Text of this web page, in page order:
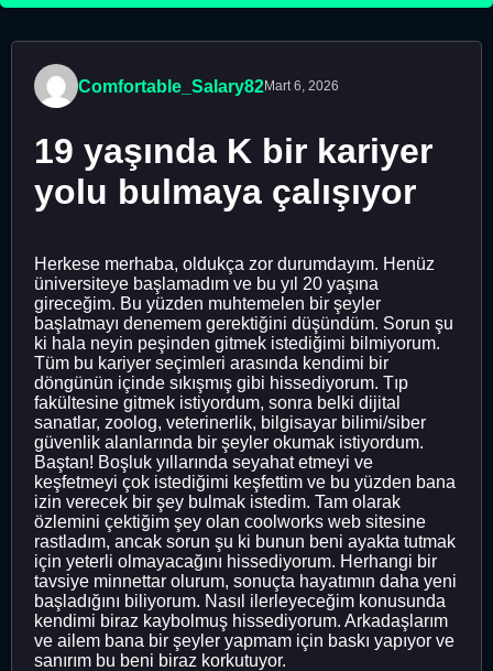
Comfortable_Salary82Mart 6, 2026
19 yaşında K bir kariyer
yolu bulmaya çalışıyor
Herkese merhaba, oldukça zor durumdayım. Henüz
üniversiteye başlamadım ve bu yıl 20 yaşına
gireceğim. Bu yüzden muhtemelen bir şeyler
başlatmayı denemem gerektiğini düşündüm. Sorun şu
ki hala neyin peşinden gitmek istediğimi bilmiyorum.
Tüm bu kariyer seçimleri arasında kendimi bir
döngünün içinde sıkışmış gibi hissediyorum. Tıp
fakültesine gitmek istiyordum, sonra belki dijital
sanatlar, zoolog, veterinerlik, bilgisayar bilimi/siber
güvenlik alanlarında bir şeyler okumak istiyordum.
Baştan! Boşluk yıllarında seyahat etmeyi ve
keşfetmeyi çok istediğimi keşfettim ve bu yüzden bana
izin verecek bir şey bulmak istedim. Tam olarak
özlemini çektiğim şey olan coolworks web sitesine
rastladım, ancak sorun şu ki bunun beni ayakta tutmak
için yeterli olmayacağını hissediyorum. Herhangi bir
tavsiye minnettar olurum, sonuçta hayatımın daha yeni
başladığını biliyorum. Nasıl ilerleyeceğim konusunda
kendimi biraz kaybolmuş hissediyorum. Arkadaşlarım
ve ailem bana bir şeyler yapmam için baskı yapıyor ve
sanırım bu beni biraz korkutuyor.